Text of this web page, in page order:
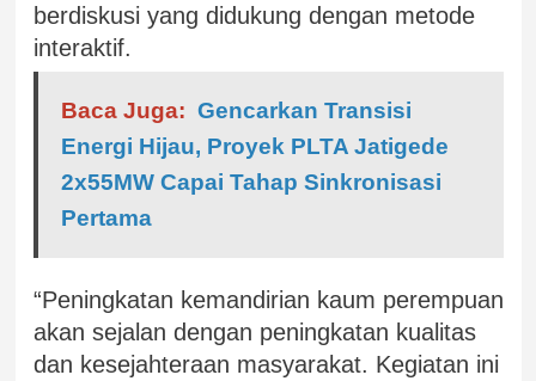
berdiskusi yang didukung dengan metode
interaktif.
Baca Juga: Gencarkan Transisi
Energi Hijau, Proyek PLTA Jatigede
2x55MW Capai Tahap Sinkronisasi
Pertama
“Peningkatan kemandirian kaum perempuan
akan sejalan dengan peningkatan kualitas
dan kesejahteraan masyarakat. Kegiatan ini